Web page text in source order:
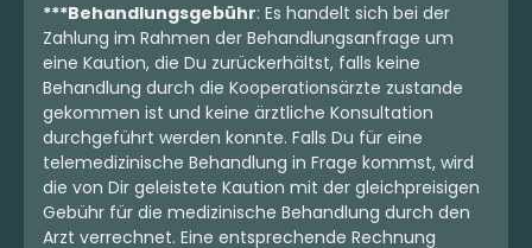
***Behandlungsgebühr: Es handelt sich bei der
Zahlung im Rahmen der Behandlungsanfrage um
eine Kaution, die Du zurückerhältst, falls keine
Behandlung durch die Kooperationsärzte zustande
gekommen ist und keine ärztliche Konsultation
durchgeführt werden konnte. Falls Du für eine
telemedizinische Behandlung in Frage kommst, wird
die von Dir geleistete Kaution mit der gleichpreisigen
Gebühr für die medizinische Behandlung durch den
Arzt verrechnet. Eine entsprechende Rechnung